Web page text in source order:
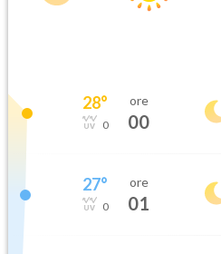
28°
0
ore
00
27°
0
ore
01